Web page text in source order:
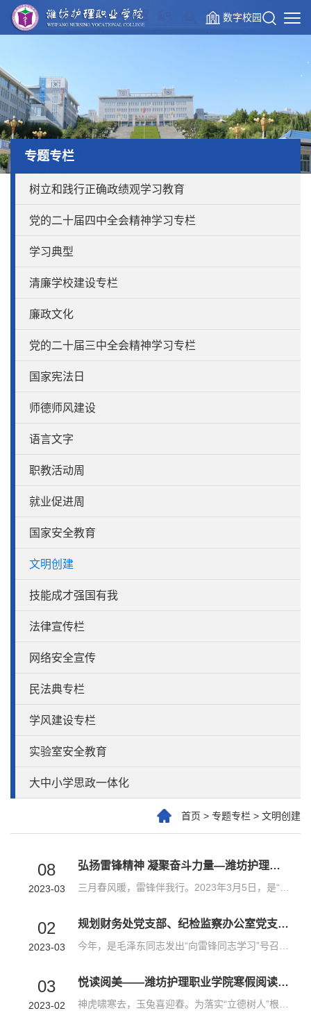
数字校园
专题专栏
树立和践行正确政绩观学习教育
党的二十届四中全会精神学习专栏
学习典型
清廉学校建设专栏
廉政文化
党的二十届三中全会精神学习专栏
国家宪法日
师德师风建设
语言文字
职教活动周
就业促进周
国家安全教育
文明创建
技能成才强国有我
法律宣传栏
网络安全宣传
民法典专栏
学风建设专栏
实验室安全教育
大中小学思政一体化
首页 > 专题专栏 > 文明创建
08
2023-03
弘扬雷锋精神 凝聚奋斗力量—潍坊护理职业学院助产系2023年“学雷锋”志愿服务活动纪实
02
2023-03
规划财务处党支部、纪检监察办公室党支部联合开展“学雷锋”志愿服务活动
03
2023-02
悦读阅美——潍坊护理职业学院寒假阅读推广活动丰富多彩